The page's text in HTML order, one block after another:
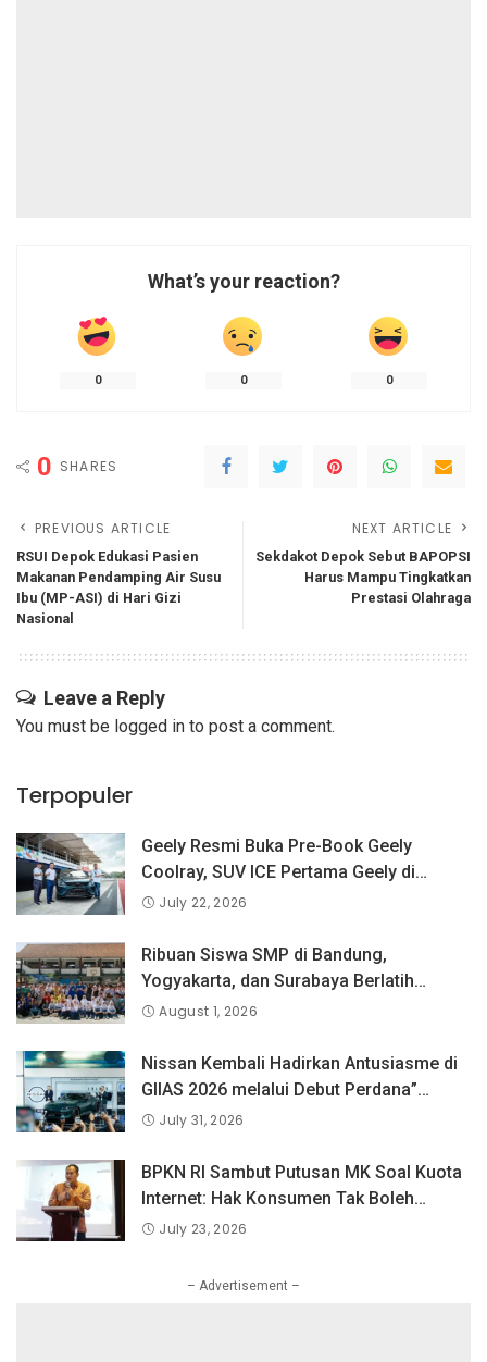
What’s your reaction?
0 0 0
0 SHARES
PREVIOUS ARTICLE
RSUI Depok Edukasi Pasien
Makanan Pendamping Air Susu
Ibu (MP-ASI) di Hari Gizi
Nasional
NEXT ARTICLE
Sekdakot Depok Sebut BAPOPSI
Harus Mampu Tingkatkan
Prestasi Olahraga
Leave a Reply
You must be logged in to post a comment.
Terpopuler
Geely Resmi Buka Pre-Book Geely
Coolray, SUV ICE Pertama Geely di
Indonesia yang Dipercaya Lebih dari 1,3
July 22, 2026
Ribuan Siswa SMP di Bandung,
Yogyakarta, dan Surabaya Berlatih
Langsung Bersama Atlet Voli Nasional di
Nation 2026.
August 1, 2026
Nissan Kembali Hadirkan Antusiasme di
GIIAS 2026 melalui Debut Perdana”
Fairlady Z di Indonesia”
July 31, 2026
BPKN RI Sambut Putusan MK Soal Kuota
Internet: Hak Konsumen Tak Boleh
Hangus Sepihak
July 23, 2026
– Advertisement –